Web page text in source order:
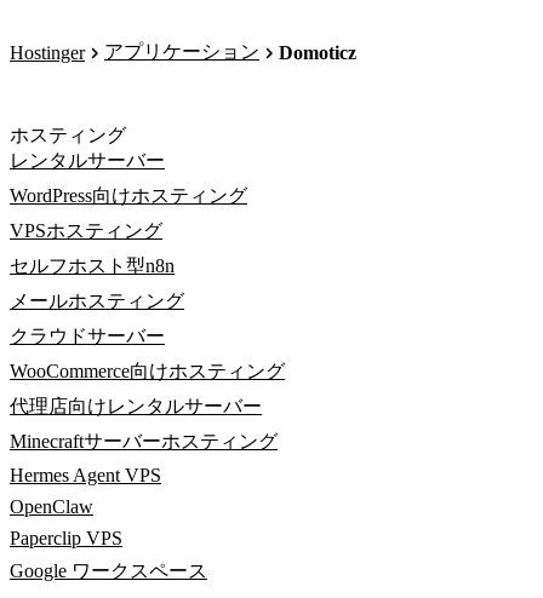
Hostinger アプリケーション Domoticz
ホスティング
レンタルサーバー
WordPress向けホスティング
VPSホスティング
セルフホスト型n8n
メールホスティング
クラウドサーバー
WooCommerce向けホスティング
代理店向けレンタルサーバー
Minecraftサーバーホスティング
Hermes Agent VPS
OpenClaw
Paperclip VPS
Google ワークスペース